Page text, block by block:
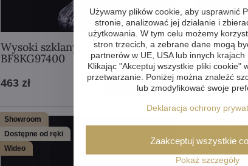
Wysoki szklany wazon
BF8KG97400
463 zł Zobacz więcej
Kieliszki
BG07870
444 zł
Showroom
Dostępne od ręki
Wideo
Wideo
Używamy plików cookie, aby usprawnić
stronie, analizować jej działanie i
użytkowania. W tym celu możemy
stron trzecich, a zebrane dane mogą
partnerów w UE, USA lub innych krajach
Klikając "Akceptuj wszystkie pliki cookie"
przetwarzanie. Poniżej można znaleźć
lub zmodyfikować swoje
Deklaracja ochrony
Pokaż szczegóły
Zaakceptuj wszystkie